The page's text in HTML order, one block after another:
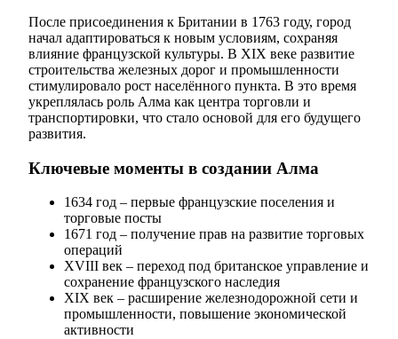
После присоединения к Британии в 1763 году, город
начал адаптироваться к новым условиям, сохраняя
влияние французской культуры. В XIX веке развитие
строительства железных дорог и промышленности
стимулировало рост населённого пункта. В это время
укреплялась роль Алма как центра торговли и
транспортировки, что стало основой для его будущего
развития.
Ключевые моменты в создании Алма
1634 год – первые французские поселения и
торговые посты
1671 год – получение прав на развитие торговых
операций
XVIII век – переход под британское управление и
сохранение французского наследия
XIX век – расширение железнодорожной сети и
промышленности, повышение экономической
активности